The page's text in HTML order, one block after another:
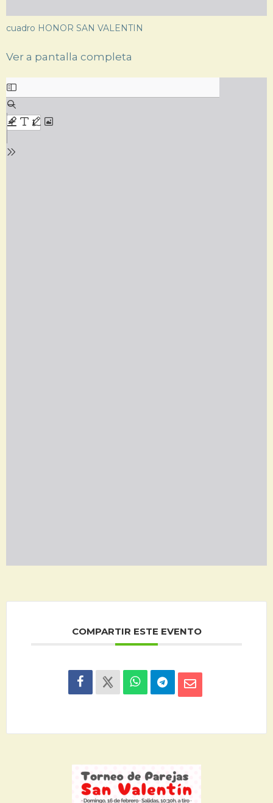
cuadro HONOR SAN VALENTIN
Ver a pantalla completa
COMPARTIR ESTE EVENTO